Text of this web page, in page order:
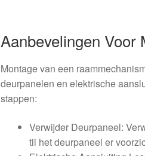
Aanbevelingen Voor
Montage van een
deurpanelen en elektrische
stappen:
Verwijder Deurpaneel:
til het deurpaneel er